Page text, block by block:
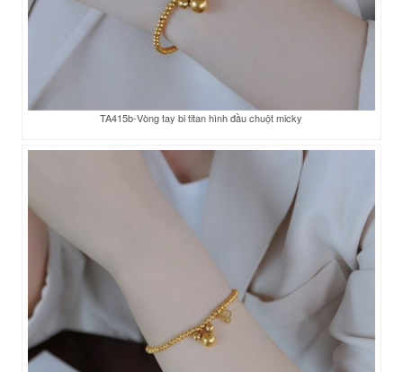
TA415b-Vòng tay bi titan hình đầu chuột micky